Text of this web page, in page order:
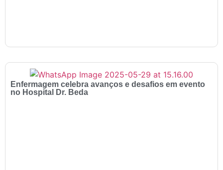
Enfermagem celebra avanços e desafios em evento
no Hospital Dr. Beda